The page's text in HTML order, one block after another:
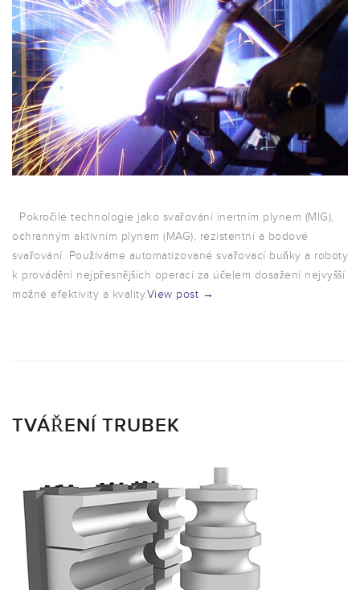
Pokročilé technologie jako svařování inertním plynem (MIG),
ochranným aktivním plynem (MAG), rezistentní a bodové
svařování. Používáme automatizované svařovací buňky a roboty
k provádění nejpřesnějších operací za účelem dosažení nejvyšší
možné efektivity a kvality.View post →
TVÁŘENÍ TRUBEK